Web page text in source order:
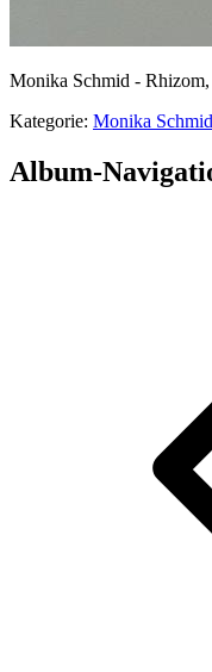
Monika Schmid -
Kategorie: Monika
Album-